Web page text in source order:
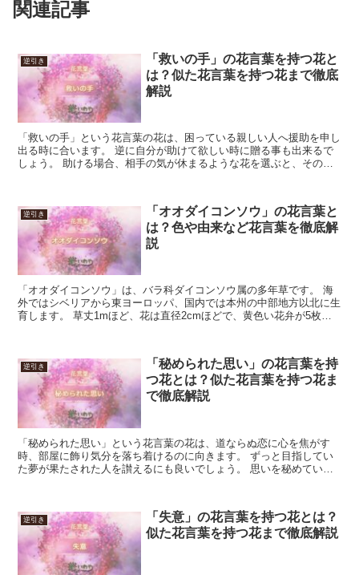
関連記事
逆引き
「救いの手」の花言葉を持つ花と
は？似た花言葉を持つ花まで徹底
解説
「救いの手」という花言葉の花は、困っている親しい人へ援助を申し
出る時に合います。 逆に自分が助けて欲しい時に贈る事も出来るで
しょう。 助ける場合、相手の気が休まるような花を選ぶと、その後
逆引き
「オオダイコンソウ」の花言葉と
は？色や由来など花言葉を徹底解
説
「オオダイコンソウ」は、バラ科ダイコンソウ属の多年草です。 海
外ではシベリアから東ヨーロッパ、国内では本州の中部地方以北に生
育します。 草丈1mほど、花は直径2cmほどで、黄色い花弁が5枚つ
逆引き
「秘められた思い」の花言葉を持
つ花とは？似た花言葉を持つ花ま
で徹底解説
「秘められた思い」という花言葉の花は、道ならぬ恋に心を焦がす
時、部屋に飾り気分を落ち着けるのに向きます。 ずっと目指してい
た夢が果たされた人を讃えるにも良いでしょう。 思いを秘めていた
逆引き
「失意」の花言葉を持つ花とは？
似た花言葉を持つ花まで徹底解説